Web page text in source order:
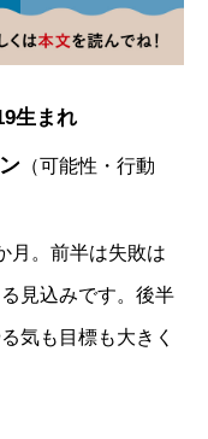
生まれ
（可能性・行動
月。前半は失敗は
見込みです。後半
気も目標も大きく